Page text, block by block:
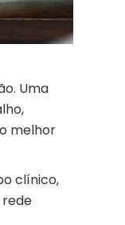
Uma
melhor
clínico,